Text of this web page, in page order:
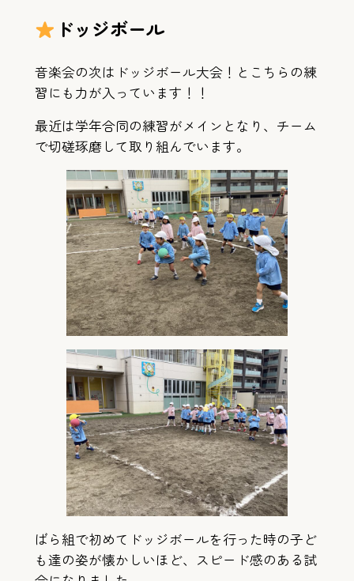
ドッジボール
音楽会の次はドッジボール大会！とこちらの練
習にも力が入っています！！
最近は学年合同の練習がメインとなり、チーム
で切磋琢磨して取り組んでいます。
ばら組で初めてドッジボールを行った時の子ど
も達の姿が懐かしいほど、スピード感のある試